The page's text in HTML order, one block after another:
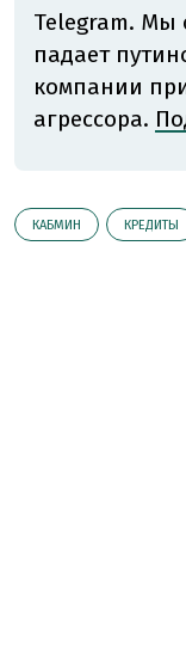
Telegram. Мы
падает
компании
агрессора.
КАБМИН КРЕДИТЫ